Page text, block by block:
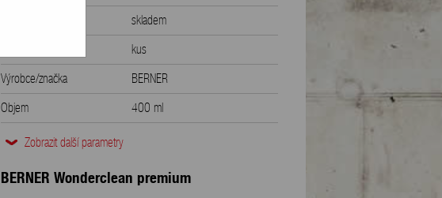
skladem
kus
Výrobce/značka
BERNER
Objem
400 ml
EAN Zobrazit další parametry
BERNER Wonderclean premium